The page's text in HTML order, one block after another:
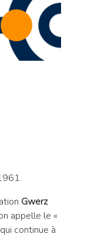
Gwerz
appelle le «
continue à